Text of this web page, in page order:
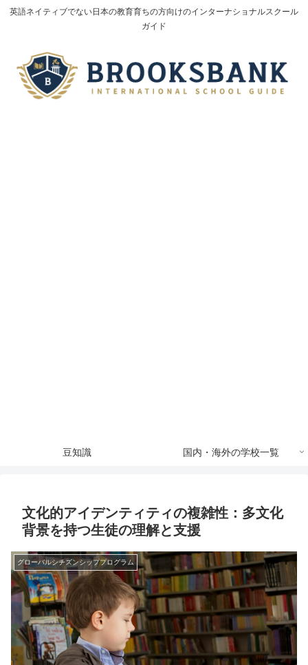
英語ネイティブでない日本の教育育ちの方向けのインターナショナルスクール
ガイド
豆知識 国内・海外の学校一覧
文化的アイデンティティの複雑性：多文化
背景を持つ生徒の理解と支援
グローバルシチズンシッププログラム